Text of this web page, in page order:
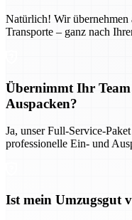
Natürlich! Wir übernehmen
Transporte – ganz nach
Übernimmt Ihr
Auspacken?
Ja, unser Full-Service-
professionelle Ein- und
Ist mein Umzugsgut